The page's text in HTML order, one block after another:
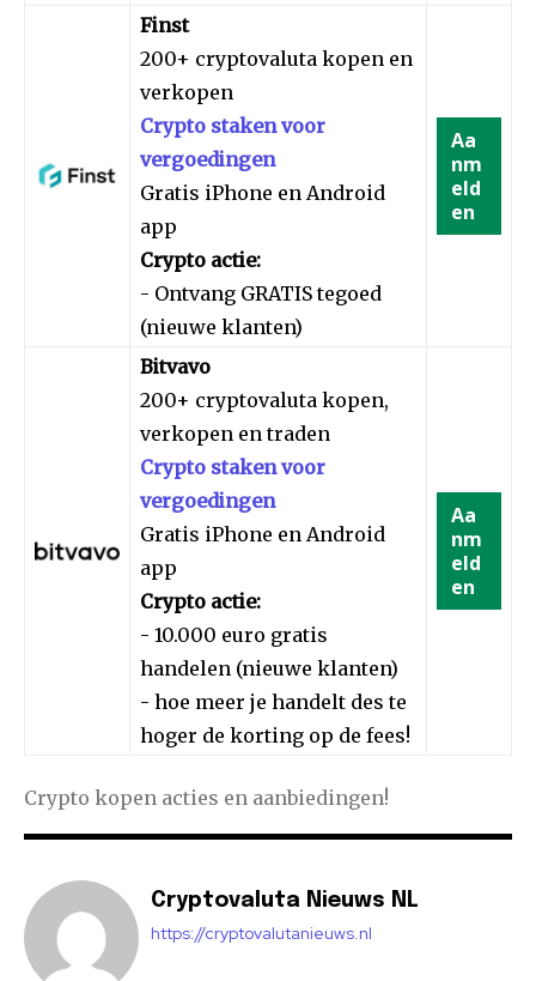
Finst
200+ cryptovaluta kopen en
verkopen
Crypto staken voor
vergoedingen
Gratis iPhone en Android
app
Crypto actie:
- Ontvang GRATIS tegoed
(nieuwe klanten)
Aa
nm
eld
en
Bitvavo
200+ cryptovaluta kopen,
verkopen en traden
Crypto staken voor
vergoedingen
Gratis iPhone en Android
app
Crypto actie:
- 10.000 euro gratis
handelen (nieuwe klanten)
- hoe meer je handelt des te
hoger de korting op de fees!
Aa
nm
eld
en
Crypto kopen acties en aanbiedingen!
Cryptovaluta Nieuws NL
https://cryptovalutanieuws.nl